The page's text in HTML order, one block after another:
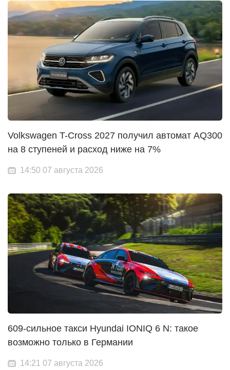
Volkswagen T-Cross 2027 получил автомат AQ300
на 8 ступеней и расход ниже на 7%
14:50 07 августа 2026
609-сильное такси Hyundai IONIQ 6 N: такое
возможно только в Германии
14:21 07 августа 2026